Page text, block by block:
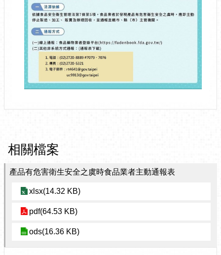
相關檔案
產品有危害衛生安全之虞時食品業者主動通報表
xlsx(14.32 KB)
pdf(64.53 KB)
ods(16.36 KB)